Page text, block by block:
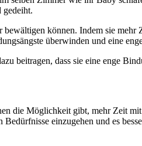
gedeiht.
können. Indem sie
überwinden und eine
beitragen, dass sie eine enge
die Möglichkeit gibt, mehr Zeit
einzugehen und es